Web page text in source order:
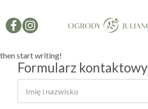
Hello world!
23 lipca, 2024
Reading time: 1 min
then start writing!
Formularz kontaktowy